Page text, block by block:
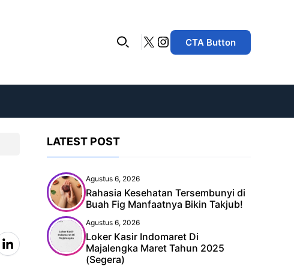
X Instagram
CTA Button
Li
n
LATEST POST
Agustus 6, 2026
Rahasia Kesehatan Tersembunyi di
Buah Fig Manfaatnya Bikin Takjub!
Agustus 6, 2026
Loker Kasir Indomaret Di
Majalengka Maret Tahun 2025
(Segera)